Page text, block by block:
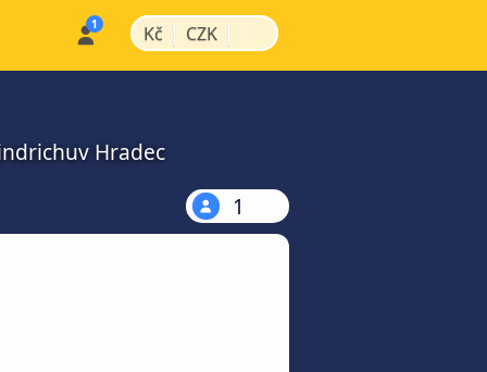
Kč | CZK |
Hradec
1